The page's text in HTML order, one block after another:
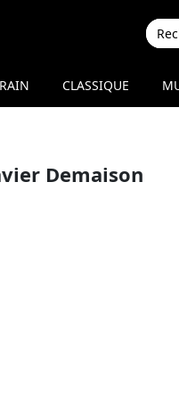
CLASSIQUE
Demaison